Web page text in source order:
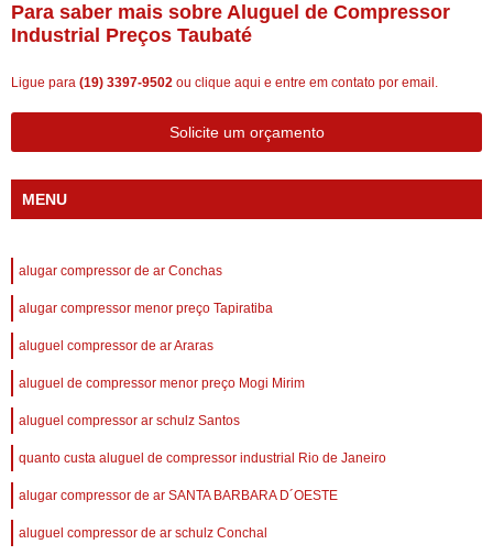
Para saber mais sobre Aluguel de Compressor
Industrial Preços Taubaté
Ligue para (19) 3397-9502 ou clique aqui e entre em contato por email.
Solicite um orçamento
MENU
alugar compressor de ar Conchas
alugar compressor menor preço Tapiratiba
aluguel compressor de ar Araras
aluguel de compressor menor preço Mogi Mirim
aluguel compressor ar schulz Santos
quanto custa aluguel de compressor industrial Rio de Janeiro
alugar compressor de ar SANTA BARBARA D´OESTE
aluguel compressor de ar schulz Conchal